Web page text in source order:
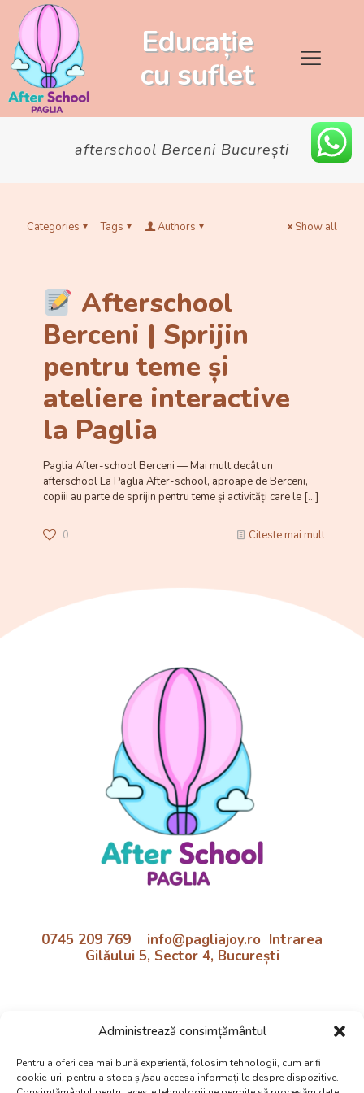
Administrează consimțământul
Pentru a oferi cea mai bună experiență, folosim tehnologii, cum ar fi
cookie-uri, pentru a stoca și/sau accesa informațiile despre dispozitive.
Educație
cu suflet
afterschool Berceni București
Categories Tags Authors Show all
Afterschool
Berceni | Sprijin
pentru teme și
ateliere interactive
la Paglia
Paglia After-school Berceni — Mai mult decât un
afterschool La Paglia After-school, aproape de Berceni,
copiii au parte de sprijin pentru teme și activități care le […]
0 Citeste mai mult
0745 209 769 info@pagliajoy.ro Intrarea
Gilăului 5, Sector 4, București
Luni - Vineri | 11:30 - 18:30